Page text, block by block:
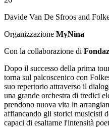
Davide Van De Sfroos and
Organizzazione MyNina
Con la collaborazione di
Dopo il successo della prima
torna sul palcoscenico con
suo repertorio attraverso il
una grande orchestra di tredici
prendono nuova vita in
affiancando gli storici musicisti
capaci di esaltarne l'intensità